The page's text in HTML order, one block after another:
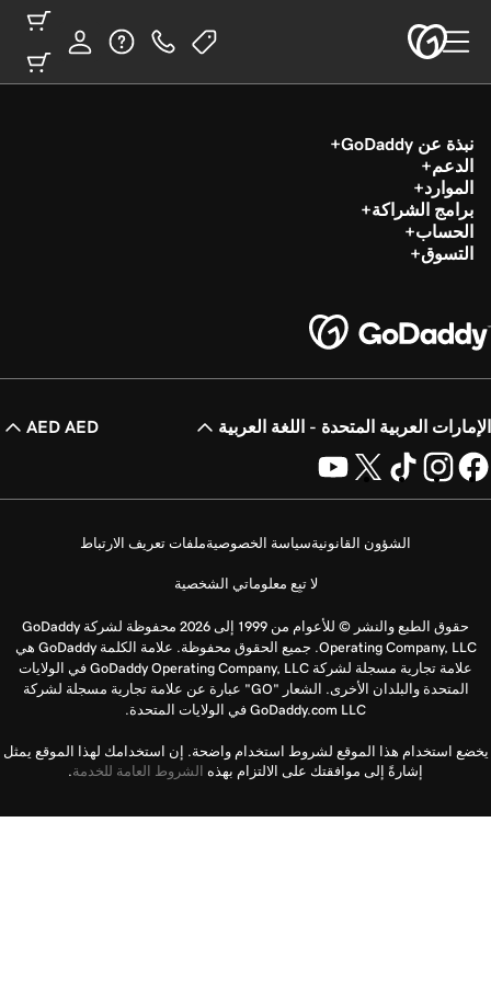
نبذة عن GoDaddy
الدعم
الموارد
برامج الشراكة
الحساب
التسوق
الإمارات العربية المتحدة - اللغة العربية AED AED
الشؤون القانونيةسياسة الخصوصيةملفات تعريف الارتباط
لا تبِع معلوماتي الشخصية
حقوق الطبع والنشر © للأعوام من 1999 إلى 2026 محفوظة لشركة GoDaddy
Operating Company, LLC. جميع الحقوق محفوظة. علامة الكلمة GoDaddy هي
علامة تجارية مسجلة لشركة GoDaddy Operating Company, LLC في الولايات
المتحدة والبلدان الأخرى. الشعار "GO" عبارة عن علامة تجارية مسجلة لشركة
GoDaddy.com LLC في الولايات المتحدة.
يخضع استخدام هذا الموقع لشروط استخدام واضحة. إن استخدامك لهذا الموقع يمثل
إشارةً إلى موافقتك على الالتزام بهذه الشروط العامة للخدمة.